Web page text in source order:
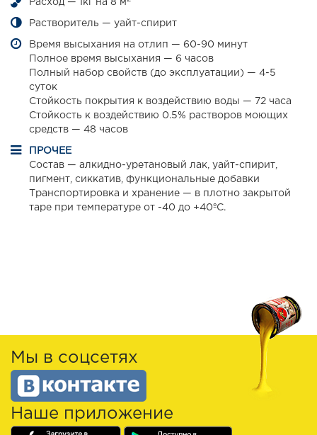
Расход — 1кг на 8 м
Растворитель — уайт-спирит
Время высыхания на отлип — 60-90 минут
Полное время высыхания — 6 часов
Полный набор свойств (до эксплуатации) — 4-5
суток
Стойкость покрытия к воздействию воды — 72 часа
Стойкость к воздействию 0.5% растворов моющих
средств — 48 часов
ПРОЧЕЕ
Состав — алкидно-уретановый лак, уайт-спирит,
пигмент, сиккатив, функциональные добавки
Транспортировка и хранение — в плотно закрытой
таре при температуре от -40 до +40ºС.
Мы в соцсетях
Наше приложение